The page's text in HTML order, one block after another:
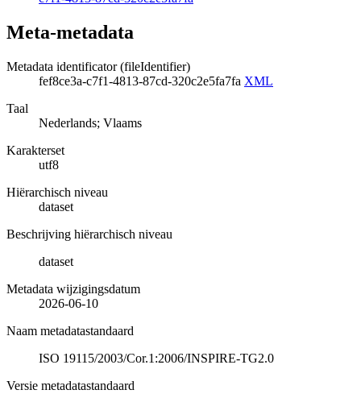
Meta-metadata
Metadata identificator (fileIdentifier)
fef8ce3a-c7f1-4813-87cd-320c2e5fa7fa XML
Taal
Nederlands; Vlaams
Karakterset
utf8
Hiërarchisch niveau
dataset
Beschrijving hiërarchisch niveau
dataset
Metadata wijzigingsdatum
2026-06-10
Naam metadatastandaard
ISO 19115/2003/Cor.1:2006/INSPIRE-TG2.0
Versie metadatastandaard